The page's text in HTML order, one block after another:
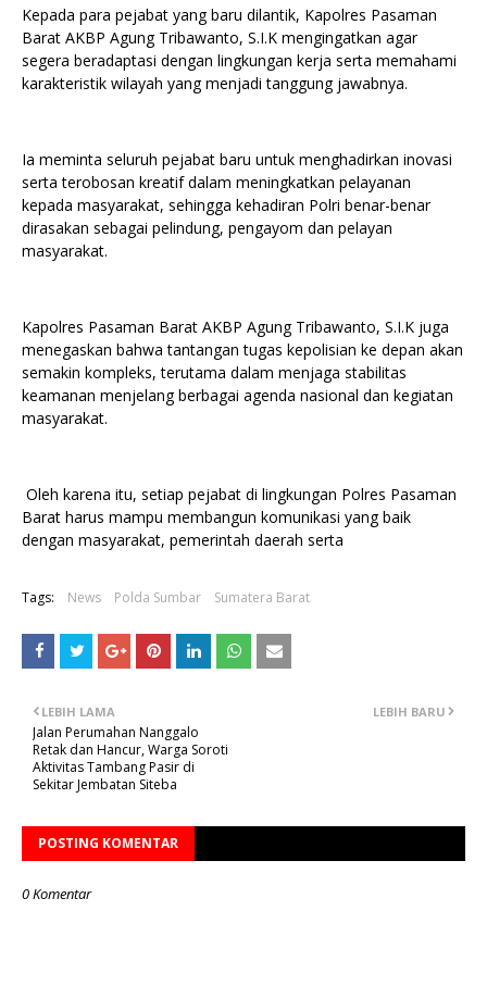
Kepada para pejabat yang baru dilantik, Kapolres Pasaman
Barat AKBP Agung Tribawanto, S.I.K mengingatkan agar
segera beradaptasi dengan lingkungan kerja serta memahami
karakteristik wilayah yang menjadi tanggung jawabnya.
Ia meminta seluruh pejabat baru untuk menghadirkan inovasi
serta terobosan kreatif dalam meningkatkan pelayanan
kepada masyarakat, sehingga kehadiran Polri benar-benar
dirasakan sebagai pelindung, pengayom dan pelayan
masyarakat.
Kapolres Pasaman Barat AKBP Agung Tribawanto, S.I.K juga
menegaskan bahwa tantangan tugas kepolisian ke depan akan
semakin kompleks, terutama dalam menjaga stabilitas
keamanan menjelang berbagai agenda nasional dan kegiatan
masyarakat.
Oleh karena itu, setiap pejabat di lingkungan Polres Pasaman
Barat harus mampu membangun komunikasi yang baik
dengan masyarakat, pemerintah daerah serta
Tags: News Polda Sumbar Sumatera Barat
LEBIH BARU
LEBIH LAMA
Jalan Perumahan Nanggalo
Retak dan Hancur, Warga Soroti
Aktivitas Tambang Pasir di
Sekitar Jembatan Siteba
POSTING KOMENTAR
0 Komentar